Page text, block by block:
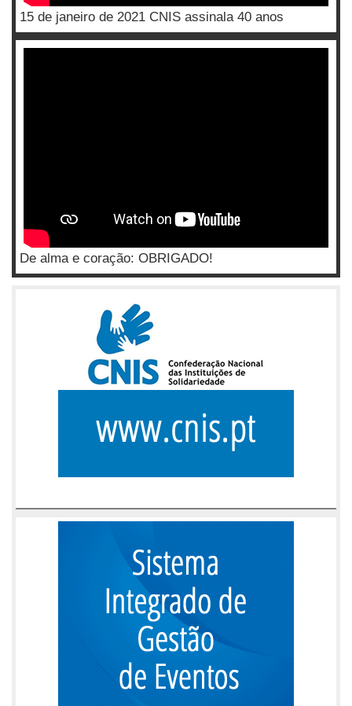
15 de janeiro de 2021 CNIS assinala 40 anos
De alma e coração: OBRIGADO!